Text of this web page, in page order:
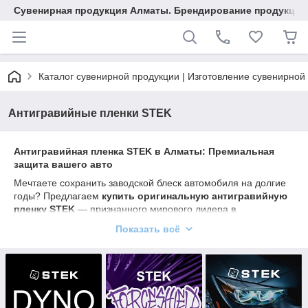
Сувенирная продукция Алматы. Брендирование
Каталог сувенирной продукции | Изготовление
Антигравийные пленки STEK
Антигравийная пленка STEK в Алматы: Премиальная
защита вашего авто
Мечтаете сохранить заводской блеск автомобиля на долгие
годы? Предлагаем купить оригинальную антигравийную
пленку STEK — признанного мирового лидера в
приобрести полиуретан STEKна отрез (от 1 погонного
Почему STEK — это лучший выбор для защиты
кузова?
Бронирование автомобиля пленкой STEK — это не
Показать всё